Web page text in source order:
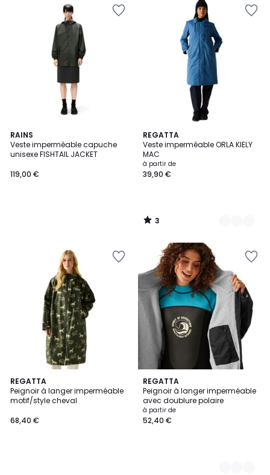
RAINS
Veste imperméable capuche
unisexe FISHTAIL JACKET
119,00 €
REGATTA
Veste imperméable ORLA KIELY
MAC
à partir de
39,90 €
3
/
5
2
Couleurs
3
/
REGATTA
Peignoir à langer imperméable
motif/style cheval
68,40 €
REGATTA
Peignoir à langer imperméable
avec doublure polaire
à partir de
52,40 €
4
Couleurs